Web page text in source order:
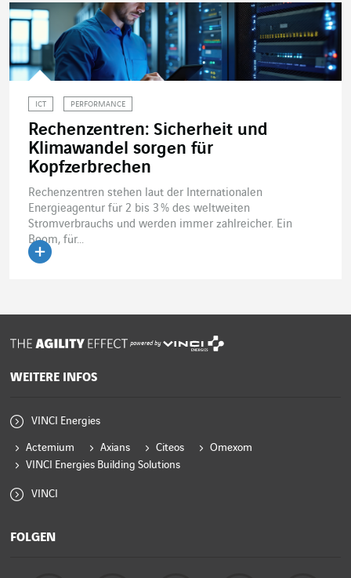
ICT PERFORMANCE
Rechenzentren: Sicherheit und
Klimawandel sorgen für
Kopfzerbrechen
Rechenzentren stehen laut der Internationalen
Energieagentur für 2 bis 3 % des weltweiten
Stromverbrauchs und werden immer zahlreicher. Ein
Boom, für...
powered by
WEITERE INFOS
VINCI Energies
Actemium Axians Citeos
Omexom
VINCI Energies Building Solutions
VINCI
FOLGEN